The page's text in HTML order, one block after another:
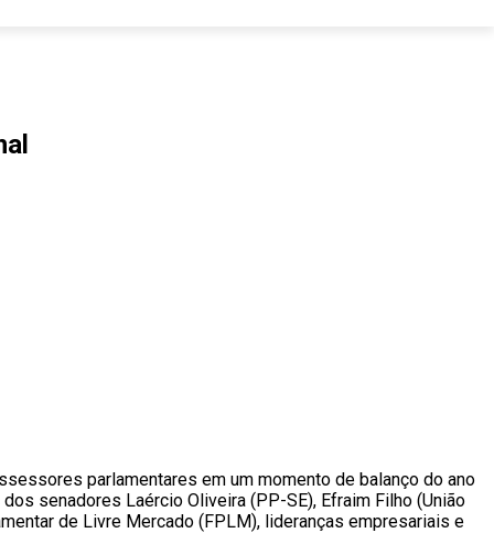
parlamentares em um momento de balanço do ano
senadores Laércio Oliveira (PP-SE), Efraim Filho (União
de Livre Mercado (FPLM), lideranças empresariais e